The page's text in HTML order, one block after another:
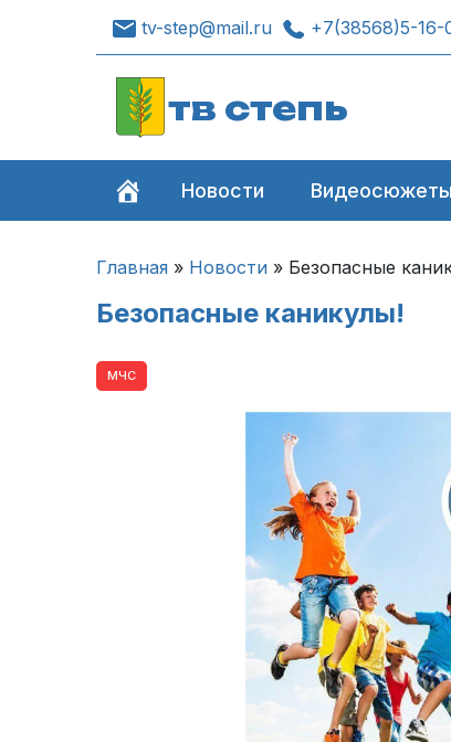
tv-step@mail.ru +7(38568)5-16-
тв степь
Новости Видеосюжеты
Главная » Новости » Безопасные
Безопасные каникулы!
МЧС